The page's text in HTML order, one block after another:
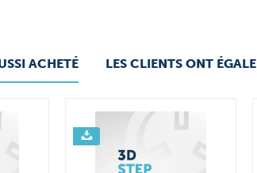
ACHETÉ LES CLIENTS ONT